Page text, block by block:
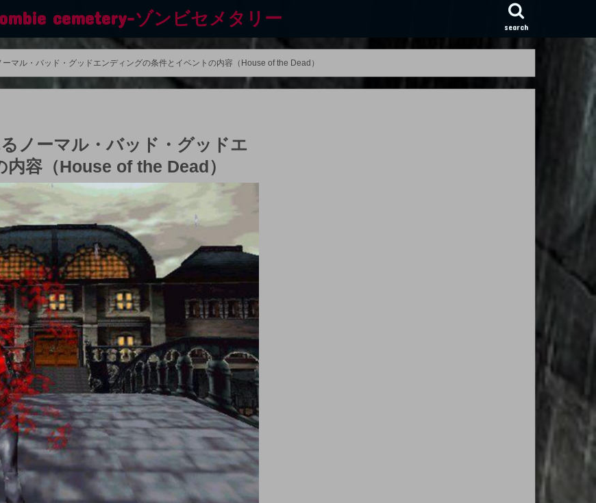
cemetery-ゾンビセメタリー search
マル・バッド・グッドエンディングの条件とイベントの内容（House of the Dead）
ノーマル・バッド・グッドエ
容（House of the Dead）